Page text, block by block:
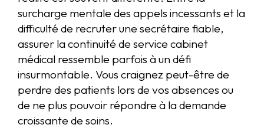
surcharge mentale des appels incessants et la
difficulté de recruter une secrétaire fiable,
assurer la continuité de service cabinet
médical ressemble parfois à un défi
insurmontable. Vous craignez peut-être de
perdre des patients lors de vos absences ou
de ne plus pouvoir répondre à la demande
croissante de soins.